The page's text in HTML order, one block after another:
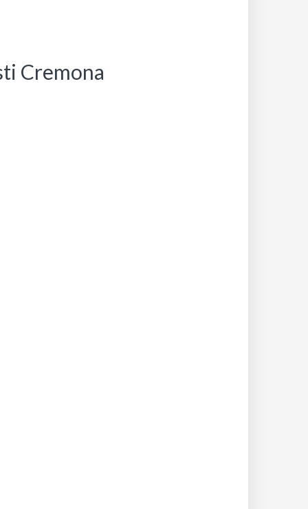
Cremona